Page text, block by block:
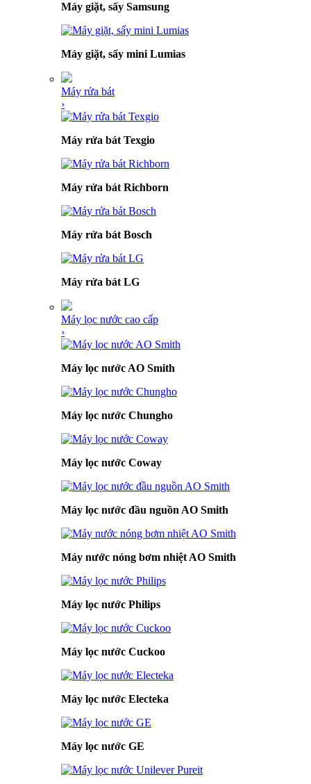
Máy giặt, sấy Samsung
Máy giặt, sấy mini Lumias
Máy rửa bát
›
Máy rửa bát Texgio
Máy rửa bát Richborn
Máy rửa bát Bosch
Máy rửa bát LG
Máy lọc nước cao cấp
›
Máy lọc nước AO Smith
Máy lọc nước Chungho
Máy lọc nước Coway
Máy lọc nước đầu nguồn AO Smith
Máy nước nóng bơm nhiệt AO Smith
Máy lọc nước Philips
Máy lọc nước Cuckoo
Máy lọc nước Electeka
Máy lọc nước GE